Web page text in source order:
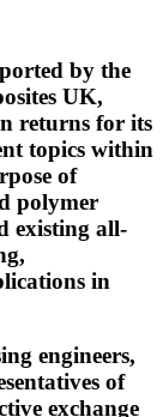
by the
UK,
returns for its
topics within
of
polymer
existing all-
in
engineers,
of
exchange